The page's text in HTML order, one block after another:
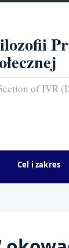
of IVR
Cel i zakres